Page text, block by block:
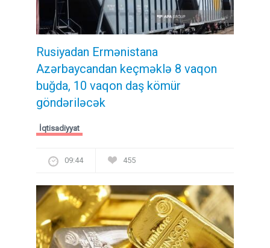
Rusiyadan Ermənistana
Azərbaycandan keçməklə 8 vaqon
buğda, 10 vaqon daş kömür
göndəriləcək
İqtisadiyyat
09:44 455